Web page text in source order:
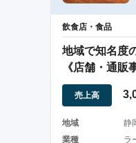
飲食店・食品
地域で知名度
《店舗・通販
中
売上高
地域
静
業種
ラ